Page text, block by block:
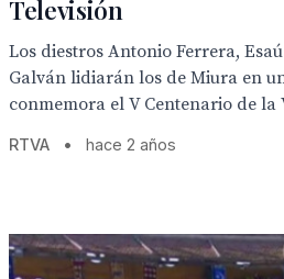
Televisión
Los diestros Antonio Ferrera,
Galván lidiarán los de Miura en
conmemora el V Centenario de la
RTVA • hace 2 años